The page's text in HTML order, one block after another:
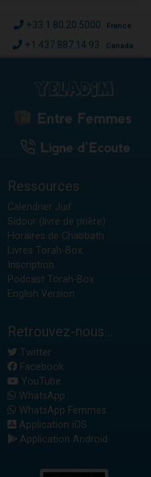
+33.1.80.20.5000 France
+1.437.887.14.93 Canada
Ressources
Calendrier Juif
Sidour (livre de prière)
Horaires de Chabbath
Livres Torah-Box
Inscription
Podcast Torah-Box
English Version
Retrouvez-nous...
Twitter
Facebook
YouTube
WhatsApp
WhatsApp Femmes
Application iOS
Application Android